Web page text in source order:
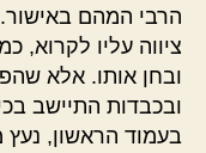
הרבי המהם
ציווה עליו לקרוא,
ובחן אותו. אלא
ובכבדות התיישב
בעמוד הראשון,